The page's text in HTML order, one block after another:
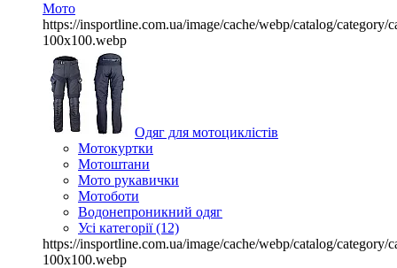
Мото
https://insportline.com.ua/image/cache/webp/catalog/category/
100x100.webp
Одяг для мотоциклістів
Мотокуртки
Мотоштани
Мото рукавички
Мотоботи
Водонепроникний одяг
Усі категорії (12)
https://insportline.com.ua/image/cache/webp/catalog/category/
100x100.webp